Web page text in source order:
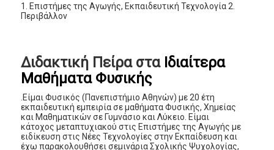
1. Επιστήμες της Αγωγής, Εκπαιδευτική Τεχνολογία 2.
Περιβάλλον
Διδακτική Πείρα στα Ιδιαίτερα
Μαθήματα Φυσικής
.Είμαι Φυσικός (Πανεπιστήμιο Αθηνών) με 20 έτη
εκπαιδευτική εμπειρία σε μαθήματα Φυσικής, Χημείας
και Μαθηματικών σε Γυμνάσιο και Λύκειο. Είμαι
κάτοχος μεταπτυχιακού στις Επιστήμες της Αγωγής με
ειδίκευση στις Νέες Τεχνολογίες στην Εκπαίδευση και
έχω παρακολουθήσει σεμινάρια Σχολικής Ψυχολογίας,